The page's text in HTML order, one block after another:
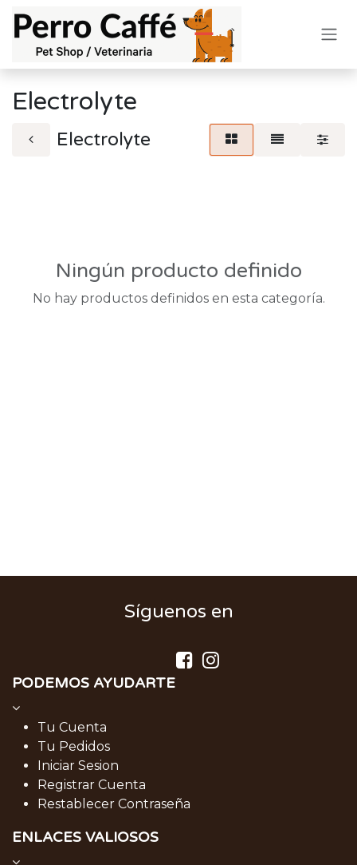
Electrolyte
Electrolyte
Ningún producto definido
No hay productos definidos en esta categoría.
Síguenos en
PODEMOS AYUDARTE
Tu Cuenta
Tu Pedidos
Iniciar Sesion
Registrar Cuenta
Restablecer Contraseña
ENLACES VALIOSOS